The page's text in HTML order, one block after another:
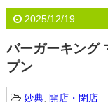
2025/12/19
バーガーキング
プン
妙典, 開店・閉店